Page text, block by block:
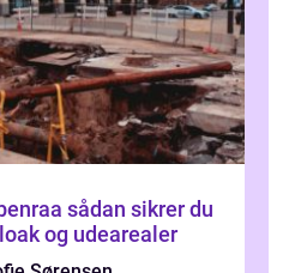
sikrer du
og udearealer